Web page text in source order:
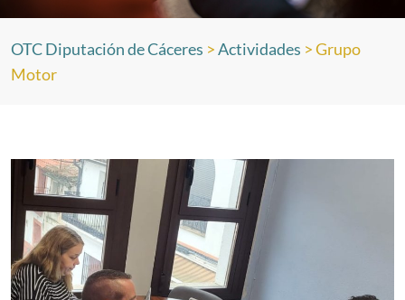
OTC Diputación de Cáceres >Actividades >Grupo
Motor